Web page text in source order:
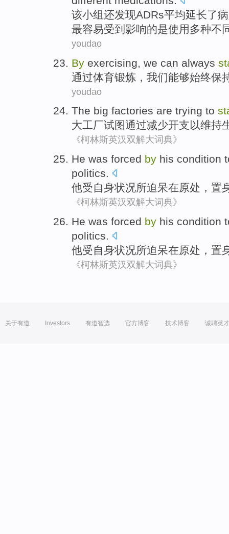
该小组还发现ADRs平均延长了
最容易受到影响的是使用多种不
youdao
By exercising we can always
通过体育锻炼 ， 我们能够始终保
youdao
The big factories are trying to
大工厂试图通过减少开支以维持
《柯林斯英汉双解大词典》
He was forced by his condition
politics.
他受自身状况所迫呆在原处，置
《柯林斯英汉双解大词典》
He was forced by his condition
politics.
他受自身状况所迫呆在原处，置
《柯林斯英汉双解大词典》
关于有道 Investors 有道智选 官方博客 技术博客 诚聘英才